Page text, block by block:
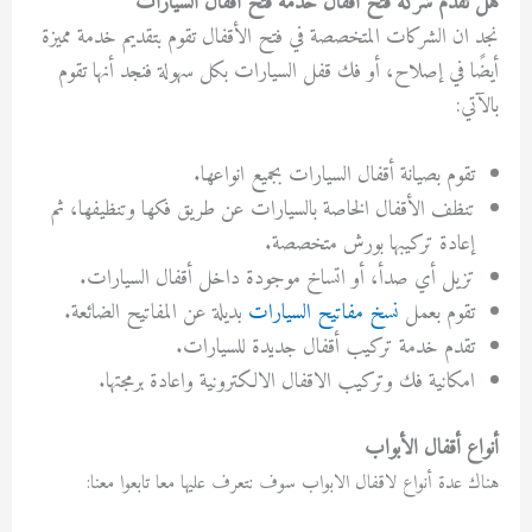
نجد ان الشركات المتخصصة في فتح الأقفال تقوم بتقديم خدمة مميزة
أيضًا في إصلاح، أو فك قفل السيارات بكل سهولة فنجد أنها تقوم
بالآتي:
تقوم بصيانة أقفال السيارات بجميع انواعها.
تنظف الأقفال الخاصة بالسيارات عن طريق فكها وتنظيفها، ثم
إعادة تركيبها بورش متخصصة.
تزيل أي صدأ، أو اتساخ موجودة داخل أقفال السيارات.
تقوم بعمل نسخ مفاتيح السيارات بديلة عن المفاتيح الضائعة.
تقدم خدمة تركيب أقفال جديدة للسيارات.
امكانية فك وتركيب الاقفال الالكترونية واعادة برمجتها.
أنواع أقفال الأبواب
هناك عدة أنواع لاقفال الابواب سوف نتعرف عليها معا تابعوا معنا: